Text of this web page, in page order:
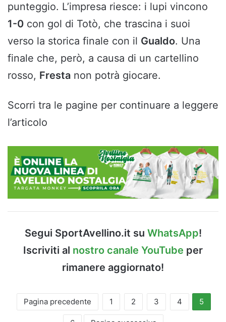
punteggio. L’impresa riesce: i lupi vincono
1-0 con gol di Totò, che trascina i suoi
verso la storica finale con il Gualdo. Una
finale che, però, a causa di un cartellino
rosso, Fresta non potrà giocare.
Scorri tra le pagine per continuare a leggere
l’articolo
Segui SportAvellino.it su WhatsApp!
Iscriviti al nostro canale YouTube per
rimanere aggiornato!
Pagina precedente 1 2 3 4 5